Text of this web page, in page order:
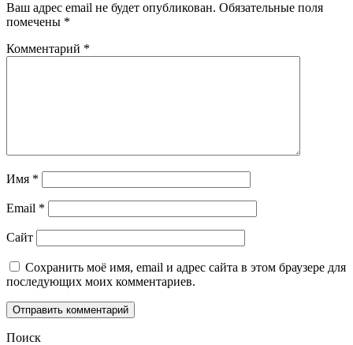
Ваш адрес email не будет опубликован. Обязательные поля
помечены *
Комментарий *
Имя *
Email *
Сайт
Сохранить моё имя, email и адрес сайта в этом браузере для
последующих моих комментариев.
Поиск